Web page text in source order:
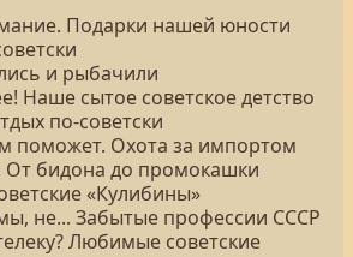
Подарки нашей юности
и рыбачили
Наше сытое советское детство
по-советски
поможет. Охота за импортом
От бидона до промокашки
«Кулибины»
не... Забытые профессии СССР
Любимые советские